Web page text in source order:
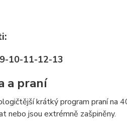
10-11-12-13
a praní
krátký program praní na
nebo jsou extrémně zašpiněny.